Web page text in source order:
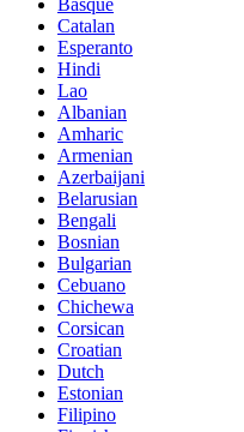
Basque
Catalan
Esperanto
Hindi
Lao
Albanian
Amharic
Armenian
Azerbaijani
Belarusian
Bengali
Bosnian
Bulgarian
Cebuano
Chichewa
Corsican
Croatian
Dutch
Estonian
Filipino